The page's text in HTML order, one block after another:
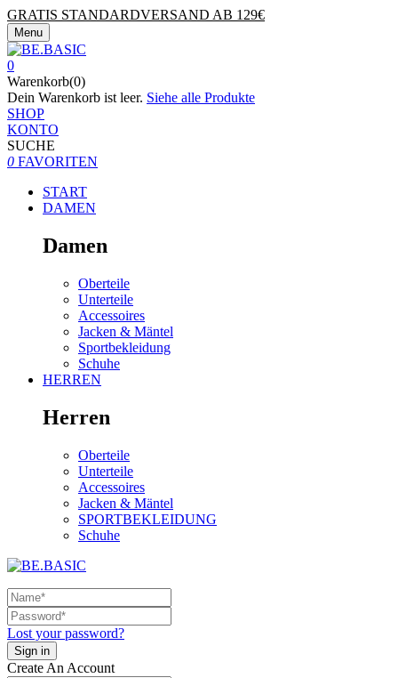
GRATIS STANDARDVERSAND AB 129€
Menu
0
Warenkorb(0)
Dein Warenkorb ist leer. Siehe alle Produkte
SHOP
KONTO
SUCHE
0 FAVORITEN
START
DAMEN
Damen
Oberteile
Unterteile
Accessoires
Jacken & Mäntel
Sportbekleidung
Schuhe
HERREN
Herren
Oberteile
Unterteile
Accessoires
Jacken & Mäntel
SPORTBEKLEIDUNG
Schuhe
Lost your password?
Create An Account